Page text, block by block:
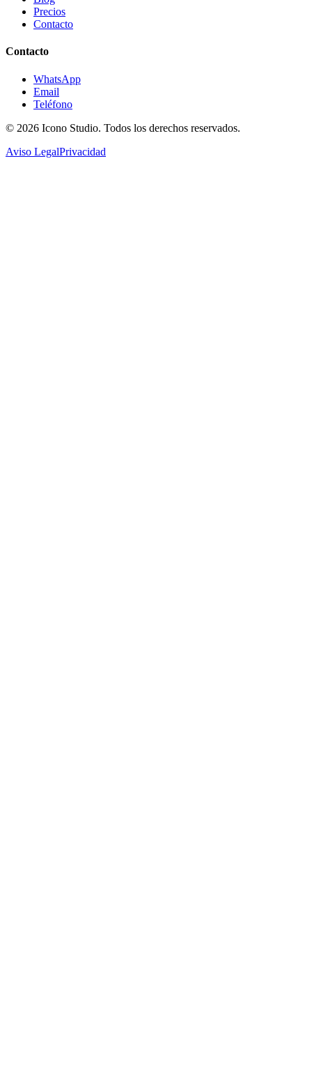
Precios
Contacto
Contacto
WhatsApp
Email
Teléfono
© 2026 Icono Studio. Todos los derechos reservados.
Aviso LegalPrivacidad